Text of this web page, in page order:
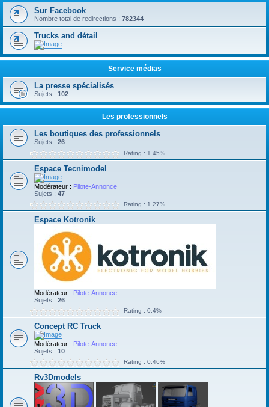
Sur Facebook
Nombre total de redirections : 782344
Trucks and détail
Service médias
La presse spécialisés
Sujets : 102
Les professionnels
Les boutiques des professionnels
Sujets : 26
Rating : 1.45%
Espace Tecnimodel
Modérateur : Pilote-Annonce
Sujets : 47
Rating : 1.27%
Espace Kotronik
Modérateur : Pilote-Annonce
Sujets : 26
Rating : 0.4%
Concept RC Truck
Modérateur : Pilote-Annonce
Sujets : 10
Rating : 0.46%
Rv3Dmodels